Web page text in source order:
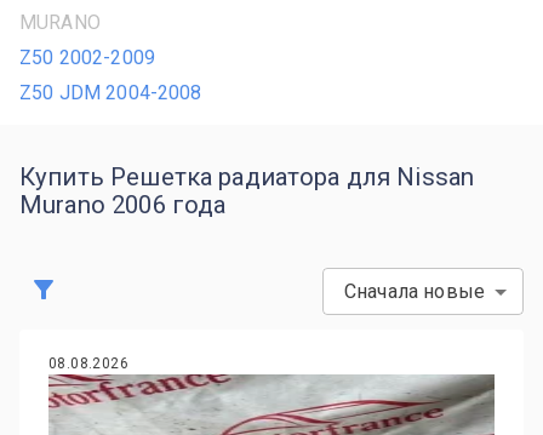
MURANO
Z50 2002-2009
Z50 JDM 2004-2008
Купить Решетка радиатора для Nissan
Murano 2006 года
Сначала новые
08.08.2026